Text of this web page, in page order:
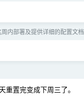
内部署及提供详细的配置文档
置完变成下周三了。